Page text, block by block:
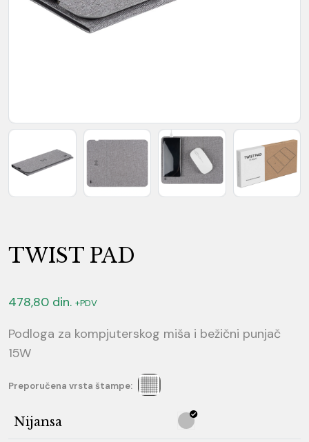
TWIST PAD
478,80 din. +PDV
Podloga za kompjuterskog miša i bežični punjač
15W
Preporučena vrsta štampe:
Nijansa